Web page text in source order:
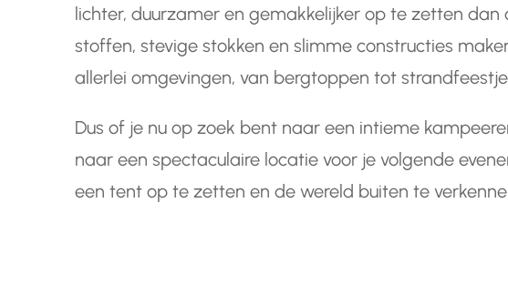
lichter, duurzamer en gemakkelijker op te zetten dan
stoffen, stevige stokken en slimme constructies
allerlei omgevingen, van bergtoppen tot
Dus of je nu op zoek bent naar een intieme
naar een spectaculaire locatie voor je volgende
een tent op te zetten en de wereld buiten te